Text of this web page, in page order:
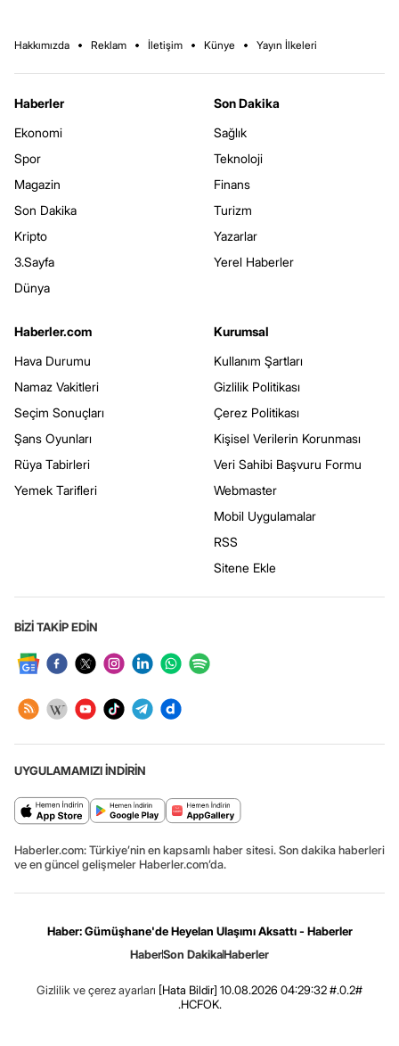
Hakkımızda Reklam İletişim Künye Yayın İlkeleri
Haberler
Ekonomi
Spor
Magazin
Son Dakika
Kripto
3.Sayfa
Dünya
Son Dakika
Sağlık
Teknoloji
Finans
Turizm
Yazarlar
Yerel Haberler
Haberler.com
Hava Durumu
Namaz Vakitleri
Seçim Sonuçları
Şans Oyunları
Rüya Tabirleri
Yemek Tarifleri
Kurumsal
Kullanım Şartları
Gizlilik Politikası
Çerez Politikası
Kişisel Verilerin Korunması
Veri Sahibi Başvuru Formu
Webmaster
Mobil Uygulamalar
RSS
Sitene Ekle
BİZİ TAKİP EDİN
UYGULAMAMIZI İNDİRİN
Haberler.com: Türkiye’nin en kapsamlı haber sitesi. Son dakika haberleri
ve en güncel gelişmeler Haberler.com’da.
Haber: Gümüşhane'de Heyelan Ulaşımı Aksattı - Haberler
HaberSon DakikaHaberler
Gizlilik ve çerez ayarları [Hata Bildir] 10.08.2026 04:29:32 #.0.2#
.HCFOK.